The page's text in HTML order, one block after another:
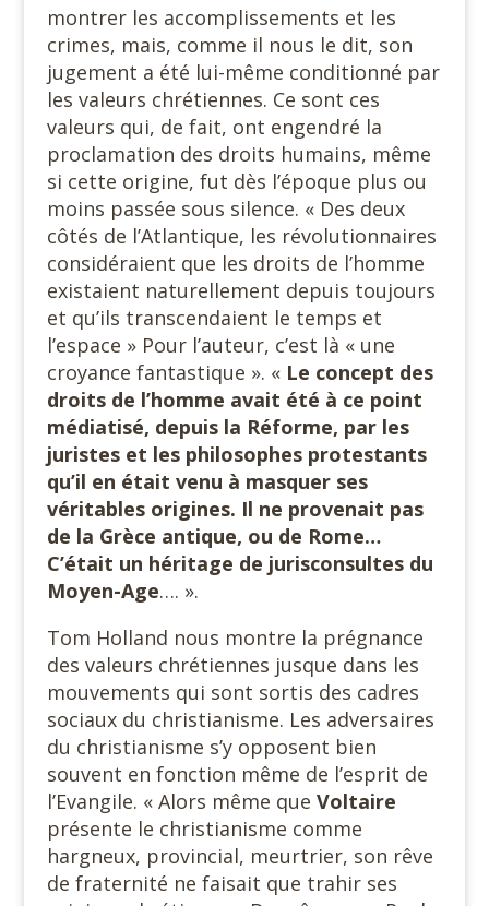
montrer les accomplissements et les
crimes, mais, comme il nous le dit, son
jugement a été lui-même conditionné par
les valeurs chrétiennes. Ce sont ces
valeurs qui, de fait, ont engendré la
proclamation des droits humains, même
si cette origine, fut dès l’époque plus ou
moins passée sous silence. « Des deux
côtés de l’Atlantique, les révolutionnaires
considéraient que les droits de l’homme
existaient naturellement depuis toujours
et qu’ils transcendaient le temps et
l’espace » Pour l’auteur, c’est là « une
croyance fantastique ». « Le concept des
droits de l’homme avait été à ce point
médiatisé, depuis la Réforme, par les
juristes et les philosophes protestants
qu’il en était venu à masquer ses
véritables origines. Il ne provenait pas
de la Grèce antique, ou de Rome…
C’était un héritage de jurisconsultes du
Moyen-Age…. ».
Tom Holland nous montre la prégnance
des valeurs chrétiennes jusque dans les
mouvements qui sont sortis des cadres
sociaux du christianisme. Les adversaires
du christianisme s’y opposent bien
souvent en fonction même de l’esprit de
l’Evangile. « Alors même que Voltaire
présente le christianisme comme
hargneux, provincial, meurtrier, son rêve
de fraternité ne faisait que trahir ses